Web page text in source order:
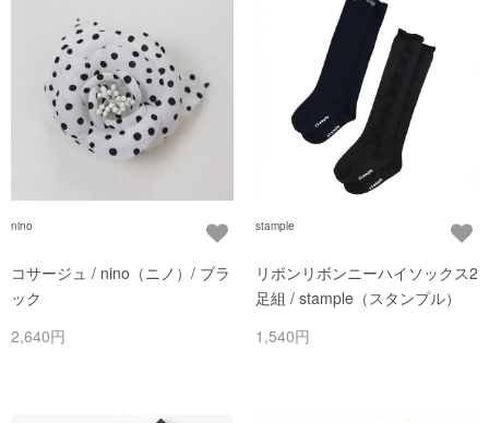
nino
コサージュ / nino（ニノ）/ ブラ
ック
2,640円
stample
リボンリボンニーハイソックス2
足組 / stample（スタンプル）
1,540円